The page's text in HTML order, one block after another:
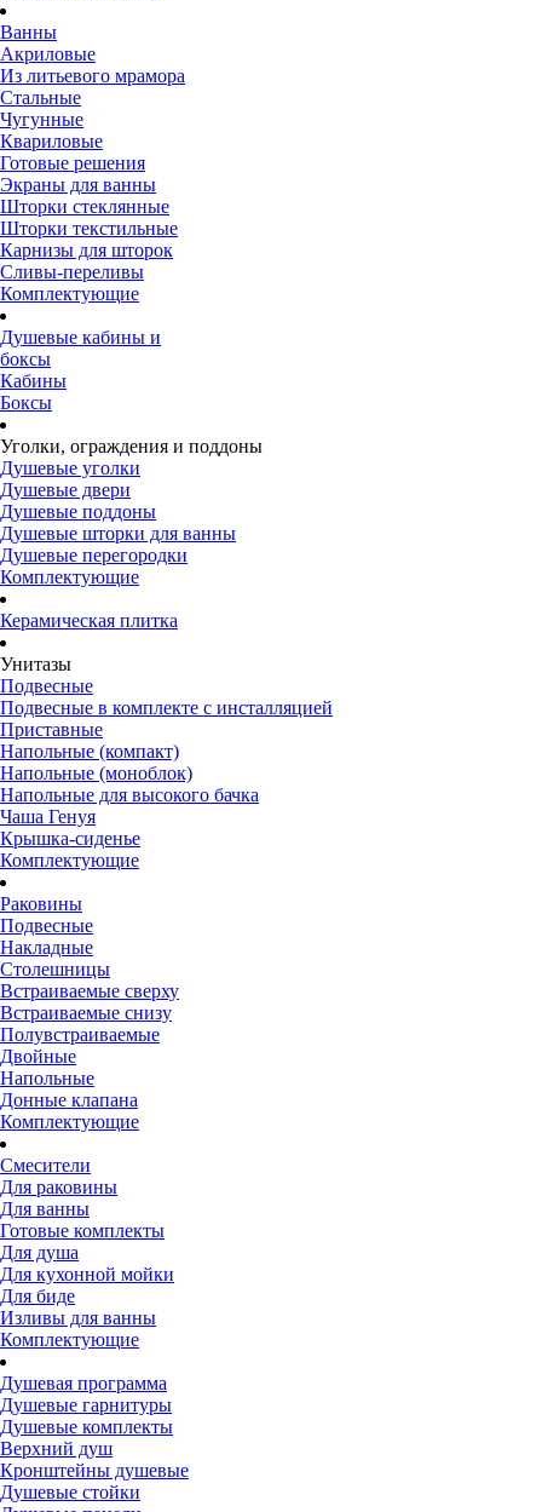
Ванны
Акриловые
Из литьевого мрамора
Стальные
Чугунные
Квариловые
Готовые решения
Экраны для ванны
Шторки стеклянные
Шторки текстильные
Карнизы для шторок
Сливы-переливы
Комплектующие
Душевые кабины и
боксы
Кабины
Боксы
Уголки, ограждения и поддоны
Душевые уголки
Душевые двери
Душевые поддоны
Душевые шторки для ванны
Душевые перегородки
Комплектующие
Керамическая плитка
Унитазы
Подвесные
Подвесные в комплекте с инсталляцией
Приставные
Напольные (компакт)
Напольные (моноблок)
Напольные для высокого бачка
Чаша Генуя
Крышка-сиденье
Комплектующие
Раковины
Подвесные
Накладные
Столешницы
Встраиваемые сверху
Встраиваемые снизу
Полувстраиваемые
Двойные
Напольные
Донные клапана
Комплектующие
Смесители
Для раковины
Для ванны
Готовые комплекты
Для душа
Для кухонной мойки
Для биде
Изливы для ванны
Комплектующие
Душевая программа
Душевые гарнитуры
Душевые комплекты
Верхний душ
Кронштейны душевые
Душевые стойки